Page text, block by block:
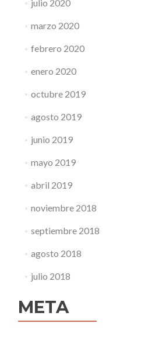
julio 2020
marzo 2020
febrero 2020
enero 2020
octubre 2019
agosto 2019
junio 2019
mayo 2019
abril 2019
noviembre 2018
septiembre 2018
agosto 2018
julio 2018
META